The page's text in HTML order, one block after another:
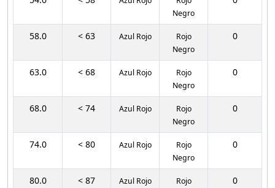
Negro
58.0 < 63 Azul Rojo
Rojo
Negro
0
63.0 < 68 Azul Rojo
Rojo
Negro
0
68.0 < 74 Azul Rojo
Rojo
Negro
0
74.0 < 80 Azul Rojo
Rojo
Negro
0
80.0 < 87 Azul Rojo
Rojo
0